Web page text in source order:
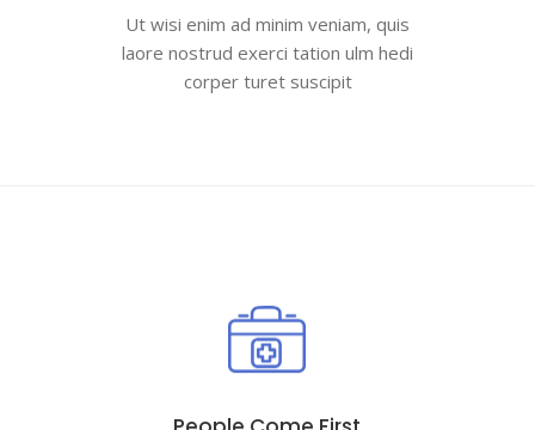
Ut wisi enim ad minim veniam, quis
laore nostrud exerci tation ulm hedi
corper turet suscipit